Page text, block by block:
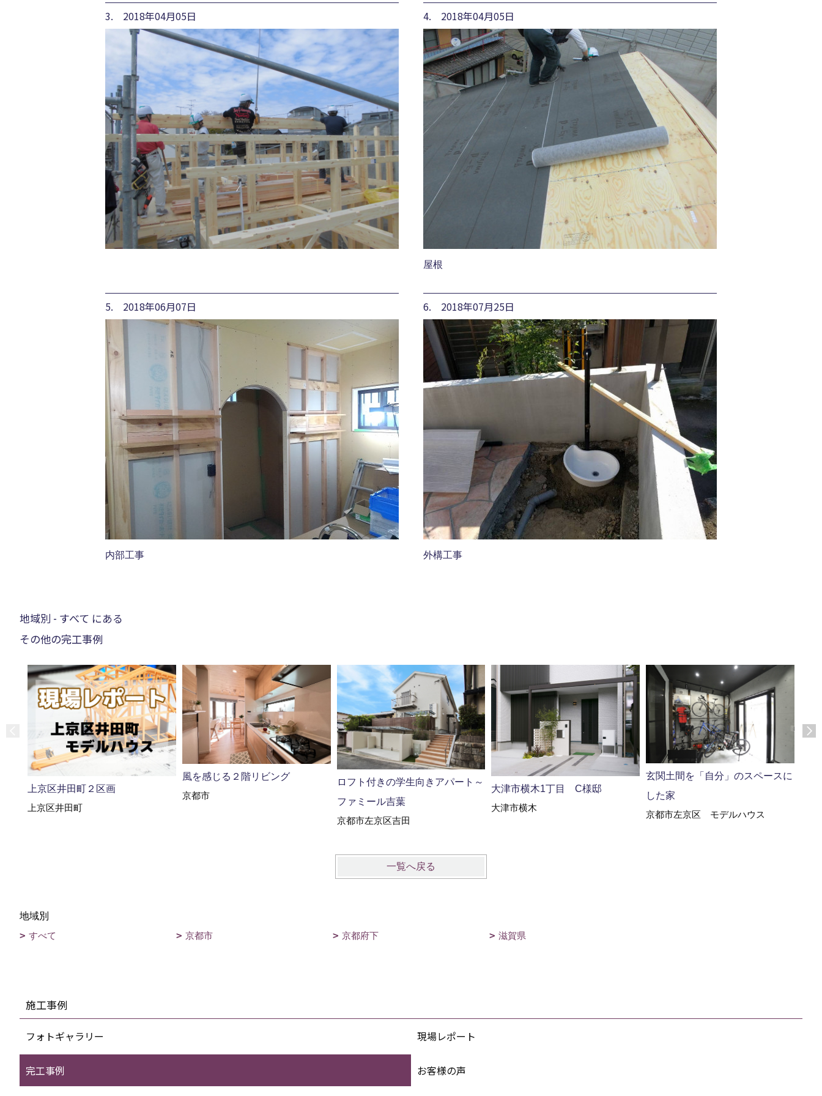
3. 2018年04月05日 4. 2018年04月05日
屋根
5. 2018年06月07日
内部工事
6. 2018年07月25日
外構工事
地域別 - すべて にある
その他の完工事例
上京区井田町２区画
上京区井田町
風を感じる２階リビング
京都市
ロフト付きの学生向きアパート～
ファミール吉葉
京都市左京区吉田
大津市横木1丁目 C様邸
大津市横木
玄関土間を「自分」のスペースに
した家
京都市左京区 モデルハウス
一覧へ戻る
地域別
すべて
京都市 京都府下 滋賀県
施工事例
フォトギャラリー 現場レポート
完工事例 お客様の声